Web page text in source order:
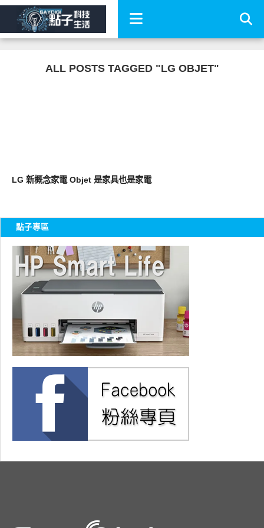
ALL POSTS TAGGED "LG OBJET"
LG 新概念家電 Objet 是家具也是家電
點子專區